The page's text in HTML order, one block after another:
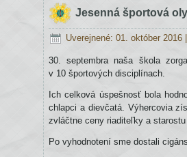
Jesenná športová
Uverejnené: 01. október 2016
30. septembra naša škola
v 10 športových disciplínach.
Ich celková úspešnosť bola
chlapci a dievčatá. Výhercovia
zvláčtne ceny riaditeľky a starostu
Po vyhodnotení sme dostali